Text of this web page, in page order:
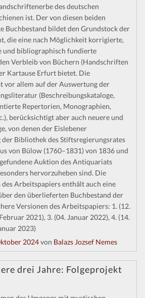
des deutschen
ist. Der von diesen beiden
Buchbestand bildet den Grundstock der
die eine nach Möglichkeit korrigierte,
und bibliographisch fundierte
Verbleib von Büchern (Handschriften
Kartause Erfurt bietet. Die
vor allem auf der Auswertung der
(Beschreibungskataloge,
Repertorien, Monographien,
berücksichtigt aber auch neuere und
von denen der Eislebener
Bibliothek des Stiftsregierungsrates
von Bülow (1760–1831) von 1836 und
Auktion des Antiquariats
hervorzuheben sind. Die
Arbeitspapiers enthält auch eine
den überlieferten Buchbestand der
Versionen des Arbeitspapiers: 1. (12.
2021), 3. (04. Januar 2022), 4. (14.
2023)
2024von Balazs Jozsef Nemes
drei Jahre: Folgeprojekt